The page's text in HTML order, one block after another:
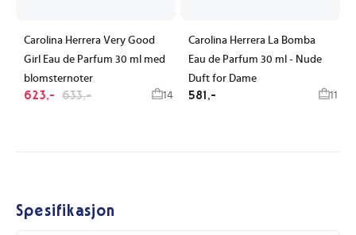
Carolina Herrera Very Good
Girl Eau de Parfum 30 ml med
blomsternoter
623,- 633,- 14
Carolina Herrera La Bomba
Eau de Parfum 30 ml - Nude
Duft for Dame
581,- 11
Spesifikasjon